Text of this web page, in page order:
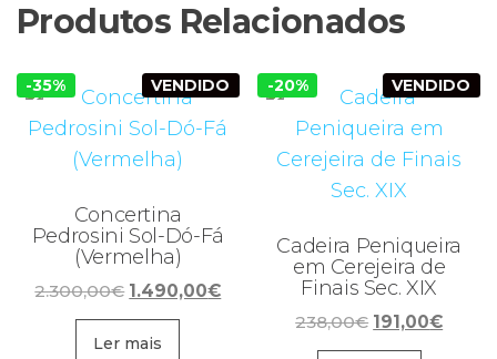
Produtos Relacionados
-35% VENDIDO
Concertina
Pedrosini Sol-Dó-Fá
(Vermelha)
2.300,00€ O
preço
original
1.490,00€O
Ler mais
-20% VENDIDO
Cadeira Peniqueira
em Cerejeira de
Finais Sec. XIX
238,00€ O
preço
191,00€O